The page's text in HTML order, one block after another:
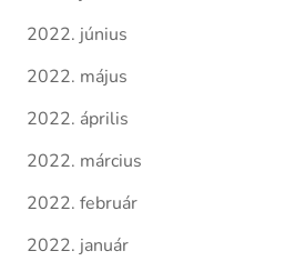
2022. június
2022. május
2022. április
2022. március
2022. február
2022. január